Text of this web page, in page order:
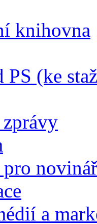
knihovna
PS (ke
a